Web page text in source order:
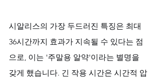
시알리스의 가장 두드러진 특징은 최대
36시간까지 효과가 지속될 수 있다는 점
으로, 이는 '주말용 알약'이라는 별명을
갖게 했습니다. 긴 작용 시간은 시간적 압